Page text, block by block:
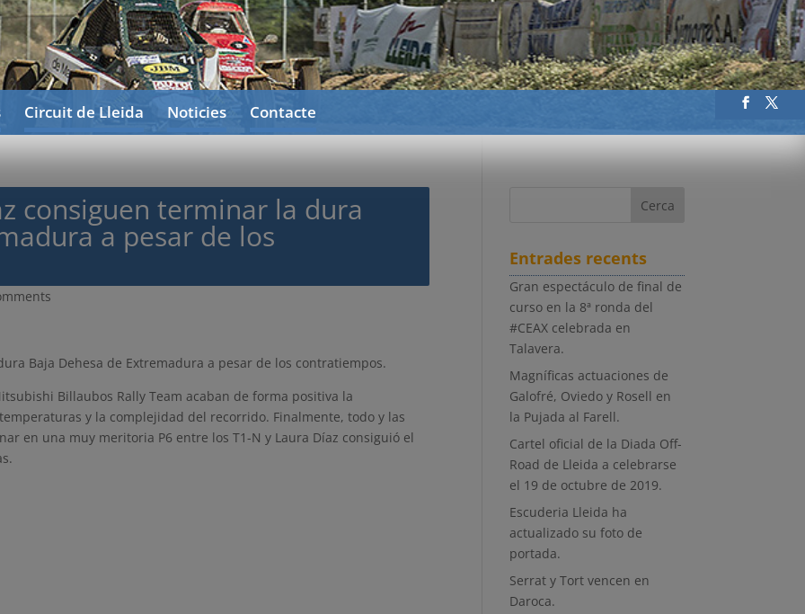
Circuit de Lleida Noticies Contacte
consiguen terminar la dura
a pesar de los
Baja Dehesa de Extremadura a pesar de los contratiempos.
Billaubos Rally Team acaban de forma positiva la
y la complejidad del recorrido. Finalmente, todo y las
en una muy meritoria P6 entre los T1-N y Laura Díaz consiguió el
Entrades recents
Gran espectáculo de final de
curso en la 8ª ronda del
#CEAX celebrada en
Talavera.
Magníficas actuaciones de
Galofré, Oviedo y Rosell en
la Pujada al Farell.
Cartel oficial de la Diada Off-
Road de Lleida a celebrarse
el 19 de octubre de 2019.
Escuderia Lleida ha
actualizado su foto de
portada.
Serrat y Tort vencen en
Daroca.